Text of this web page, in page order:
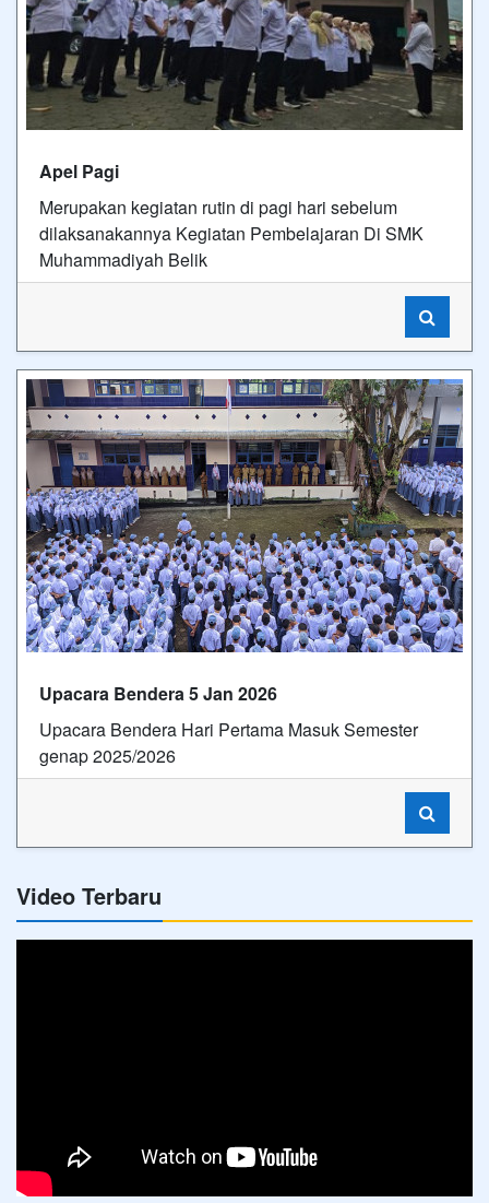
Apel Pagi
Merupakan kegiatan rutin di pagi hari sebelum
dilaksanakannya Kegiatan Pembelajaran Di SMK
Muhammadiyah Belik
Upacara Bendera 5 Jan 2026
Upacara Bendera Hari Pertama Masuk Semester
genap 2025/2026
Video Terbaru